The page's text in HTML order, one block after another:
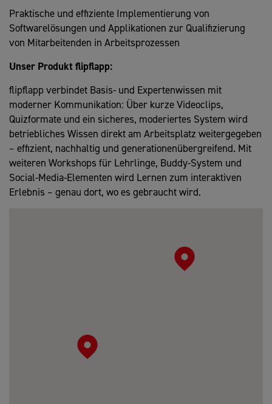
Praktische und effiziente Implementierung von
Softwarelösungen und Applikationen zur Qualifizierung
von Mitarbeitenden in Arbeitsprozessen
Unser Produkt flipflapp:
flipflapp verbindet Basis- und Expertenwissen mit
moderner Kommunikation: Über kurze Videoclips,
Quizformate und ein sicheres, moderiertes System wird
betriebliches Wissen direkt am Arbeitsplatz weitergegeben
– effizient, nachhaltig und generationenübergreifend. Mit
weiteren Workshops für Lehrlinge, Buddy-System und
Social-Media-Elementen wird Lernen zum interaktiven
Erlebnis – genau dort, wo es gebraucht wird.